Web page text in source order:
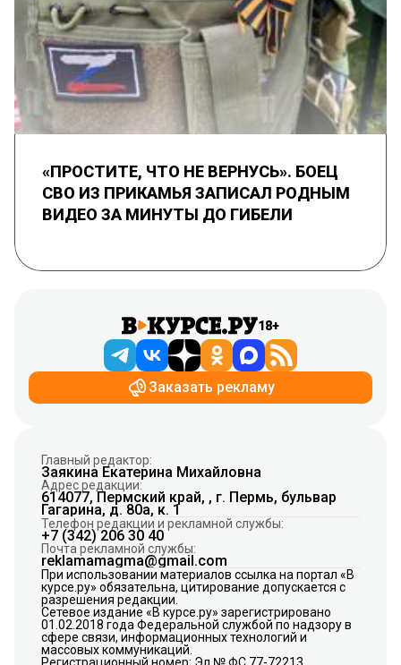
«ПРОСТИТЕ, ЧТО НЕ ВЕРНУСЬ». БОЕЦ
СВО ИЗ ПРИКАМЬЯ ЗАПИСАЛ РОДНЫМ
ВИДЕО ЗА МИНУТЫ ДО ГИБЕЛИ
18+
Заказать рекламу
Главный редактор:
Заякина Екатерина Михайловна
Адрес редакции:
614077, Пермский край, , г. Пермь, бульвар
Гагарина, д. 80а, к. 1
Телефон редакции и рекламной службы:
+7 (342) 206 30 40
Почта рекламной службы:
reklamamagma@gmail.com
При использовании материалов ссылка на портал «В
курсе.ру» обязательна, цитирование допускается с
разрешения редакции.
Сетевое издание «В курсе.ру» зарегистрировано
01.02.2018 года Федеральной службой по надзору в
сфере связи, информационных технологий и
массовых коммуникаций.